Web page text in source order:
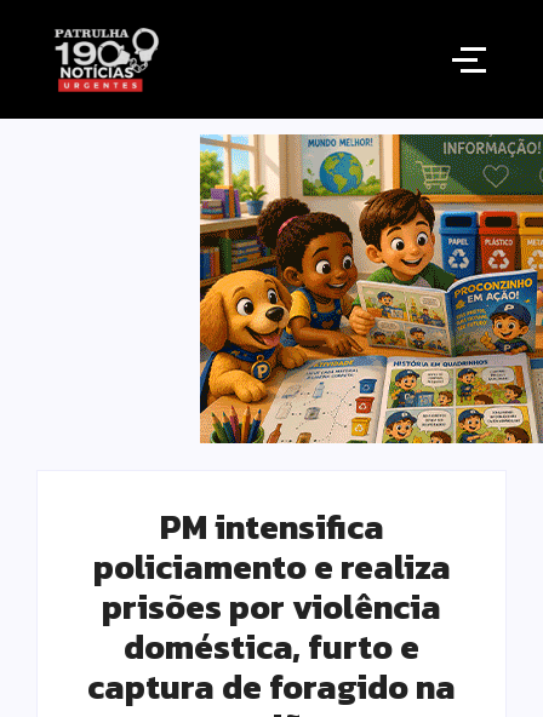
PM intensifica
policiamento e realiza
prisões por violência
doméstica, furto e
captura de foragido na